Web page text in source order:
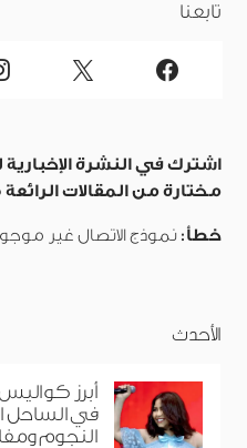
تابعنا
اشترك في النشرة
مختارة من المقالات
خطأ: نموذج الاتصال غير
الأحدث
أبرز
في الساحل
النجوم